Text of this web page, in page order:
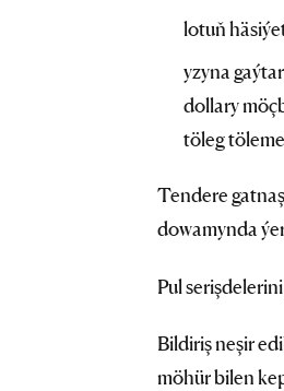
lotuň
yzyna
dollary
töleg
Tendere
dowamynda
Pul
Bildiriş neşir
möhür bilen